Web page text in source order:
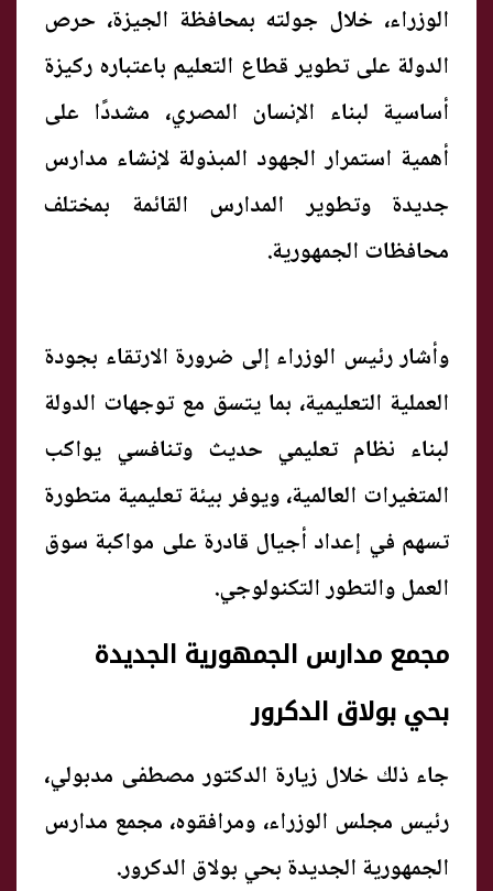
الوزراء، خلال جولته بمحافظة الجيزة، حرص
الدولة على تطوير قطاع التعليم باعتباره ركيزة
أساسية لبناء الإنسان المصري، مشددًا على
أهمية استمرار الجهود المبذولة لإنشاء مدارس
جديدة وتطوير المدارس القائمة بمختلف
محافظات الجمهورية.
وأشار رئيس الوزراء إلى ضرورة الارتقاء بجودة
العملية التعليمية، بما يتسق مع توجهات الدولة
لبناء نظام تعليمي حديث وتنافسي يواكب
المتغيرات العالمية، ويوفر بيئة تعليمية متطورة
تسهم في إعداد أجيال قادرة على مواكبة سوق
العمل والتطور التكنولوجي.
مجمع مدارس الجمهورية الجديدة
بحي بولاق الدكرور
جاء ذلك خلال زيارة الدكتور مصطفى مدبولي،
رئيس مجلس الوزراء، ومرافقوه، مجمع مدارس
الجمهورية الجديدة بحي بولاق الدكرور.